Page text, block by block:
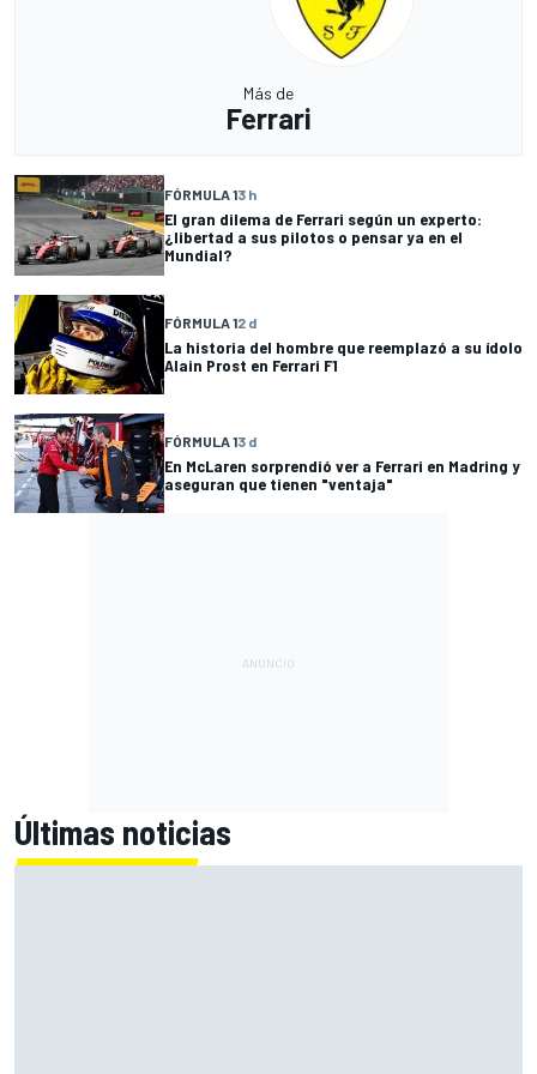
Más de
Ferrari
FÓRMULA 13 h
El gran dilema de Ferrari según un experto:
¿libertad a sus pilotos o pensar ya en el
Mundial?
FÓRMULA 12 d
La historia del hombre que reemplazó a su ídolo
Alain Prost en Ferrari F1
FÓRMULA 13 d
En McLaren sorprendió ver a Ferrari en Madring y
aseguran que tienen "ventaja"
Últimas noticias